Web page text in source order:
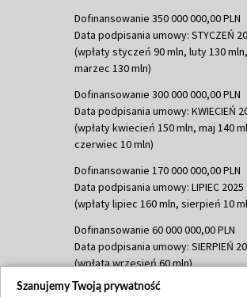
Dofinansowanie 350 000 000,00 PLN
Data podpisania umowy: STYCZEŃ
(wpłaty styczeń 90 mln, luty 130 mln,
marzec 130 mln)
Dofinansowanie 300 000 000,00 PLN
Data podpisania umowy: KWIECIEŃ
(wpłaty kwiecień 150 mln, maj 140
czerwiec 10 mln)
Dofinansowanie 170 000 000,00 PLN
Data podpisania umowy: LIPIEC 2025
(wpłaty lipiec 160 mln, sierpień 10
Dofinansowanie 60 000 000,00 PLN
Data podpisania umowy: SIERPIEŃ
(wpłata wrzesień 60 mln)
Dofinansowanie 635 783 051,21 PLN
Szanujemy Twoją prywatność